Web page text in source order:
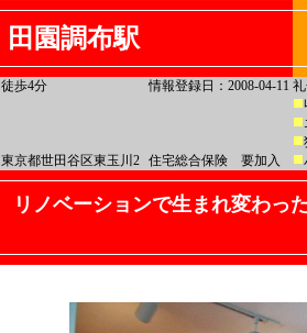
田園調布駅
徒歩4分 情報登録日：2008-04-11
東京都世田谷区東玉川2 住宅総合保険 要加入
リノベーションで生まれ変わ